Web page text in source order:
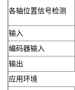
各轴位置信号检测
输入
编码器输入
输出
应用环境